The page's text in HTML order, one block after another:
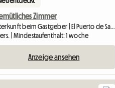
Zimmer
Unterkunft beim Gastgeber | El Puerto de Santa María (11500)
| Mindestaufenthalt: 1 woche
Anzeige ansehen